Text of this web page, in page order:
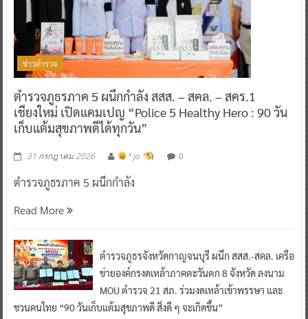
ข่าวตำรวจ
ตำรวจภูธรภาค 5 ผนึกกำลัง สสส. – สคล. – สคร.1
เชียงใหม่ เปิดแคมเปญ “Police 5 Healthy Hero : 90 วัน
เก็บแต้มสุขภาพดีได้ทุกวัน”
31 กรกฎาคม 2026 ^ jo ^ 0
ตำรวจภูธรภาค 5 ผนึกกำลัง
Read More
ตำรวจภูธรจังหวัดกาญจนบุรี ผนึก สสส.-สคล. เครือ
ข่ายองค์กรงดเหล้าภาคตะวันตก 8 จังหวัด ลงนาม
MOU ตำรวจ 21 สภ. ร่วมงดเหล้าเข้าพรรษา และ
ชวนคนไทย “90 วันเก็บแต้มสุขภาพดี สิ่งดี ๆ จะเกิดขึ้น”